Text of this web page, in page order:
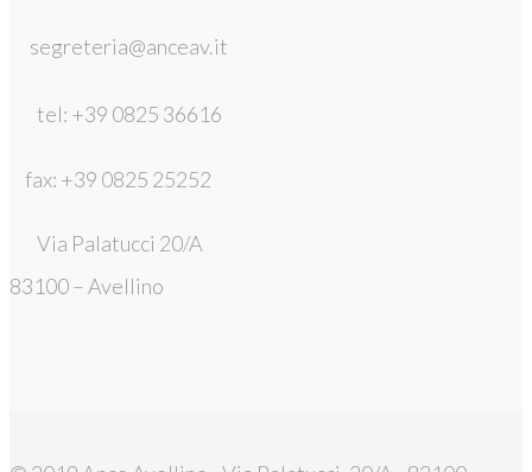
segreteria@anceav.it
tel: +39 0825 36616
fax: +39 0825 25252
Via Palatucci 20/A
83100 – Avellino